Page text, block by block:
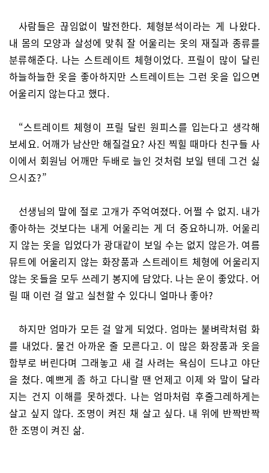
사람들은 끊임없이 발전한다. 체형분석이라는 게 나왔다.
내 몸의 모양과 살성에 맞춰 잘 어울리는 옷의 재질과 종류를
분류해준다. 나는 스트레이트 체형이었다. 프릴이 많이 달린
하늘하늘한 옷을 좋아하지만 스트레이트는 그런 옷을 입으면
어울리지 않는다고 했다.
“스트레이트 체형이 프릴 달린 원피스를 입는다고 생각해
보세요. 어깨가 남산만 해질걸요? 사진 찍힐 때마다 친구들 사
이에서 회원님 어깨만 두배로 늘인 것처럼 보일 텐데 그건 싫
으시죠?”
선생님의 말에 절로 고개가 주억여졌다. 어쩔 수 없지. 내가
좋아하는 것보다는 내게 어울리는 게 더 중요하니까. 어울리
지 않는 옷을 입었다가 광대같이 보일 수는 없지 않은가. 여름
뮤트에 어울리지 않는 화장품과 스트레이트 체형에 어울리지
않는 옷들을 모두 쓰레기 봉지에 담았다. 나는 운이 좋았다. 어
릴 때 이런 걸 알고 실천할 수 있다니 얼마나 좋아?
하지만 엄마가 모든 걸 알게 되었다. 엄마는 불벼락처럼 화
를 내었다. 물건 아까운 줄 모른다고. 이 많은 화장품과 옷을
함부로 버린다며 그래놓고 새 걸 사려는 욕심이 드냐고 야단
을 쳤다. 예쁘게 좀 하고 다니랄 땐 언제고 이제 와 말이 달라
지는 건지 이해를 못하겠다. 나는 엄마처럼 후줄그레하게는
살고 싶지 않다. 조명이 켜진 채 살고 싶다. 내 위에 반짝반짝
한 조명이 켜진 삶.